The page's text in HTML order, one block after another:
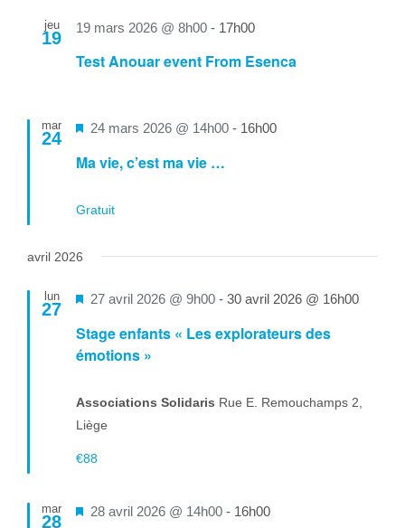
jeu
19
Test Anouar event From Esenca
19 mars 2026 @ 8h00 - 17h00
mar
24
Ma vie, c’est ma vie …
Mis
24 mars 2026 @ 14h00 - 16h00
Gratuit
avril 2026
lun
27
Stage enfants « Les explorateurs des
émotions »
Mis
avant
27 avril 2026 @ 9h00 - 30 avril 2026 @ 16h00
Associations Solidaris Rue E. Remouchamps 2,
Liège
€88
mar
28
Mis
28 avril 2026 @ 14h00 - 16h00